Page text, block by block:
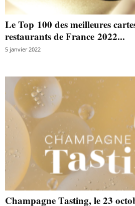
Le Top 100 des meilleures
restaurants de France 2022...
5 janvier 2022
Champagne Tasting, le 23